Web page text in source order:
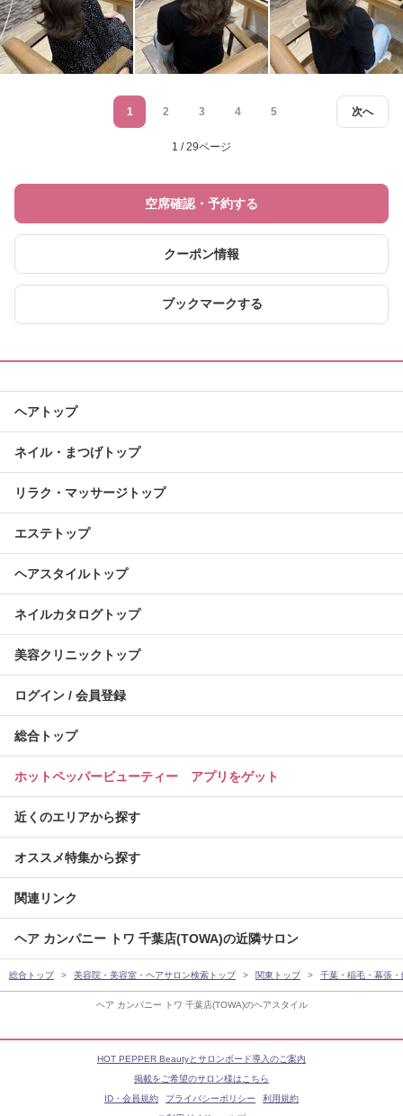
ヘア カンパニー トワ 千葉店(TOWA)のヘアスタイル
次へ
1 2 3 4 5
1 / 29ページ
空席確認・予約する
クーポン情報
ブックマークする
ヘアトップ
ネイル・まつげトップ
リラク・マッサージトップ
エステトップ
ヘアスタイルトップ
ネイルカタログトップ
美容クリニックトップ
ログイン / 会員登録
総合トップ
ホットペッパービューティー アプリをゲット
近くのエリアから探す
オススメ特集から探す
関連リンク
ヘア カンパニー トワ 千葉店(TOWA)の近隣サロン
総合トップ 美容院・美容室・ヘアサロン検索トップ 関東トップ 千葉・稲毛・幕張
HOT PEPPER Beautyとサロンボード導入のご案内
掲載をご希望のサロン様はこちら
ID・会員規約
プライバシーポリシー
利用規約